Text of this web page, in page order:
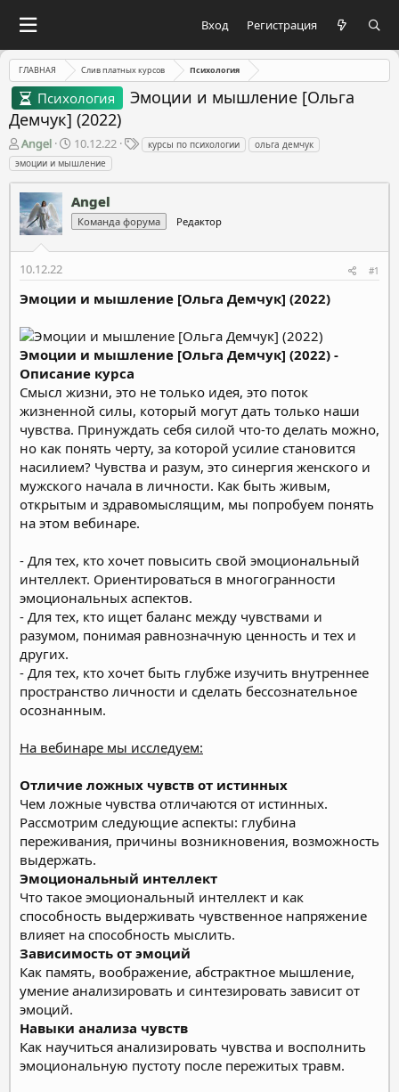
Вход Регистрация
ГЛАВНАЯ Слив платных курсов Психология
Психология
Эмоции и мышление [Ольга
Демчук] (2022)
А
в
т
о
р
т
е
м
ы
Angel
Д
а
т
н
а
а
10.12.22
Ткурсы по психологии
ольга демчук
эмоции и мышление
Angel
Команда форума Редактор
10.12.22 #1
Эмоции и мышление [Ольга Демчук] (2022)
Эмоции и мышление [Ольга Демчук] (2022) -
Описание курса
Смысл жизни, это не только идея, это поток
жизненной силы, который могут дать только наши
чувства. Принуждать себя силой что-то делать можно,
но как понять черту, за которой усилие становится
насилием? Чувства и разум, это синергия женского и
мужского начала в личности. Как быть живым,
открытым и здравомыслящим, мы попробуем понять
на этом вебинаре.
- Для тех, кто хочет повысить свой эмоциональный
интеллект. Ориентироваться в многогранности
эмоциональных аспектов.
- Для тех, кто ищет баланс между чувствами и
разумом, понимая равнозначную ценность и тех и
других.
- Для тех, кто хочет быть глубже изучить внутреннее
пространство личности и сделать бессознательное
осознанным.
На вебинаре мы исследуем:
Отличие ложных чувств от истинных
Чем ложные чувства отличаются от истинных.
Рассмотрим следующие аспекты: глубина
переживания, причины возникновения, возможность
выдержать.
Эмоциональный интеллект
Что такое эмоциональный интеллект и как
способность выдерживать чувственное напряжение
влияет на способность мыслить.
Зависимость от эмоций
Как память, воображение, абстрактное мышление,
умение анализировать и синтезировать зависит от
эмоций.
Навыки анализа чувств
Как научиться анализировать чувства и восполнить
эмоциональную пустоту после пережитых травм.